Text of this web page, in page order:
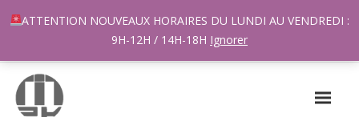
contact@m2k.fr
ATTENTION NOUVEAUX HORAIRES DU LUNDI AU VENDREDI :
9H-12H / 14H-18H Ignorer